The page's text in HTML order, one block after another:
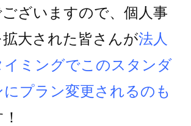
ざいますので、個人事
大された皆さんが法人
イミングでこのスタンダ
プラン変更されるのも